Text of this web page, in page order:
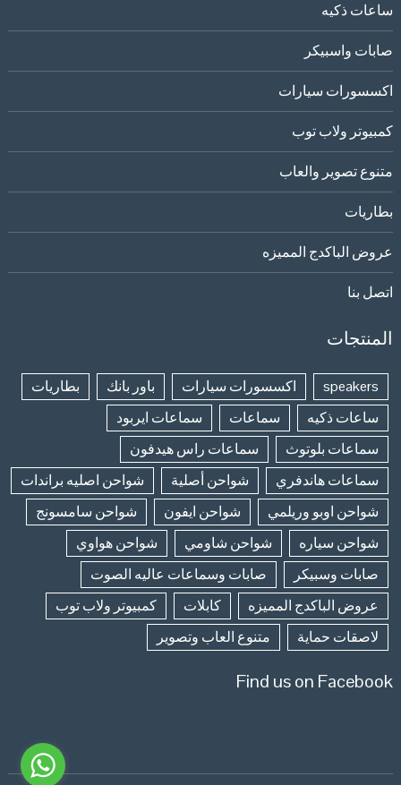
ساعات ذكيه
صابات واسبيكر
اكسسورات سيارات
كمبيوتر ولاب توب
متنوع تصوير والعاب
بطاريات
عروض الباكدج المميزه
اتصل بنا
المنتجات
speakers اكسسورات سيارات باور بانك
بطاريات
ساعات ذكيه
سماعات
سماعات ايربود
سماعات بلوتوث
سماعات راس هيدفون
سماعات هاندفري
شواحن أصلية
شواحن اصليه براندات
شواحن اوبو وريلمي
شواحن ايفون
شواحن سامسونج
شواحن سياره
شواحن شاومي
شواحن هواوي
صابات وسبيكر
صابات وسماعات عاليه الصوت
عروض الباكدج المميزه
كابلات
كمبيوتر ولاب توب
لاصقات حماية
متنوع العاب وتصوير
Find us on Facebook